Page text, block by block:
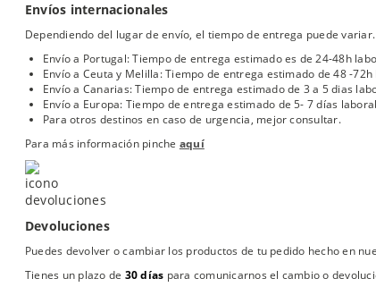
Envíos internacionales
Dependiendo del lugar de envío, el tiempo de entrega puede variar.
Envío a Portugal: Tiempo de entrega estimado es de 24-48h
Envío a Ceuta y Melilla: Tiempo de entrega estimado de 48 -
Envío a Canarias: Tiempo de entrega estimado de 3 a 5 dias
Envío a Europa: Tiempo de entrega estimado de 5- 7 días
Para otros destinos en caso de urgencia, mejor consultar.
Para más información pinche aquí
Devoluciones
Puedes devolver o cambiar los productos de tu pedido hecho en
Tienes un plazo de 30 días para comunicarnos el cambio o